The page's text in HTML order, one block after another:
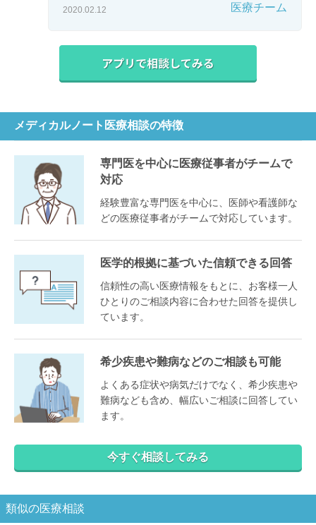
2020.02.12 医療チーム
メディカルノート医療相談の特徴
専門医を中心に医療従事者がチームで
対応
経験豊富な専門医を中心に、医師や看護師な
どの医療従事者がチームで対応しています。
医学的根拠に基づいた信頼できる回答
信頼性の高い医療情報をもとに、お客様一人
ひとりのご相談内容に合わせた回答を提供し
ています。
希少疾患や難病などのご相談も可能
よくある症状や病気だけでなく、希少疾患や
難病なども含め、幅広いご相談に回答してい
ます。
今すぐ相談してみる
類似の医療相談